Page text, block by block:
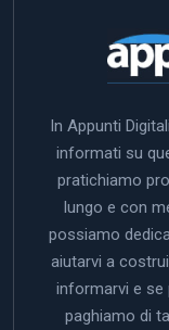
In Appunti
informati su
pratichiamo
lungo e con
possiamo
aiutarvi a
informarvi e se
paghiamo di